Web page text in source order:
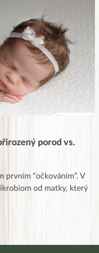
porod vs.
prvním “očkováním”. V
od matky, který